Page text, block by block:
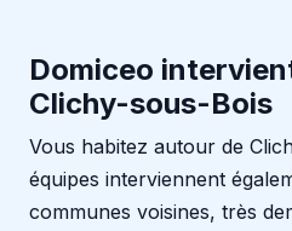
Domiceo
Clichy-sous-Bois
Vous habitez autour de
équipes interviennent
communes voisines, très